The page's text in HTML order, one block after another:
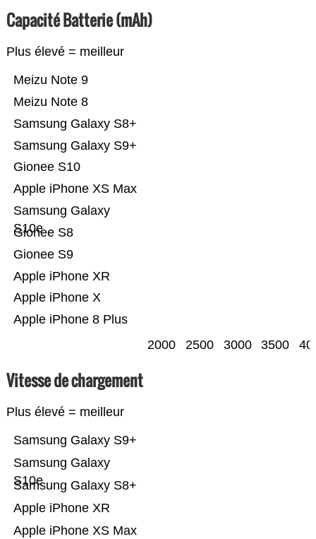
Capacité Batterie (mAh)
Plus élevé = meilleur
Apple iPhone 8 Plus
Apple iPhone X
Apple iPhone XR
Gionee S9
Gionee S8
Samsung Galaxy
S10e
Apple iPhone XS Max
Gionee S10
Samsung Galaxy S9+
Samsung Galaxy S8+
Meizu Note 8
Meizu Note 9
2000 2500 3000 3500
Vitesse de chargement
Plus élevé = meilleur
Apple iPhone XS Max
Apple iPhone XR
Samsung Galaxy S8+
Samsung Galaxy
S10e
Samsung Galaxy S9+